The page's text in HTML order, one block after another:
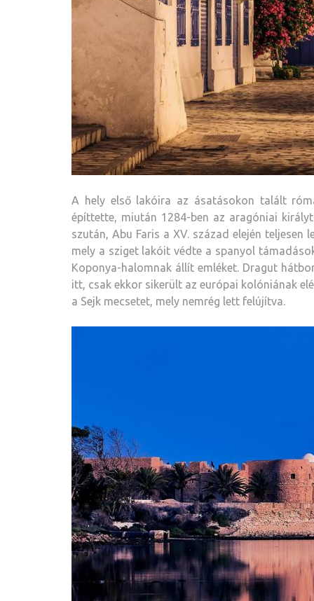
A hely első lakóira az ásatásokon talált
építtette, miután 1284-ben az aragóniai
szután, Abu Faris a XV. század elején
mely a sziget lakóit védte a spanyol
Koponya-halomnak állít emléket. Dragut
itt, csak ekkor sikerült az európai kolóniának
a Sejk mecsetet, mely nemrég lett felújítva.